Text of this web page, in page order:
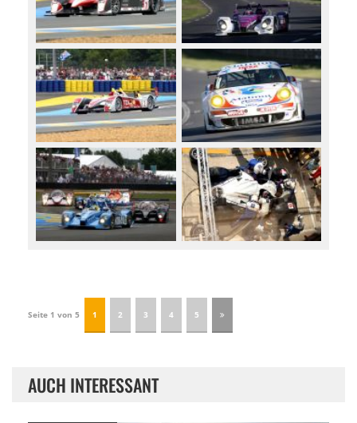
Seite 1 von 5 1 2 3 4 5
AUCH INTERESSANT